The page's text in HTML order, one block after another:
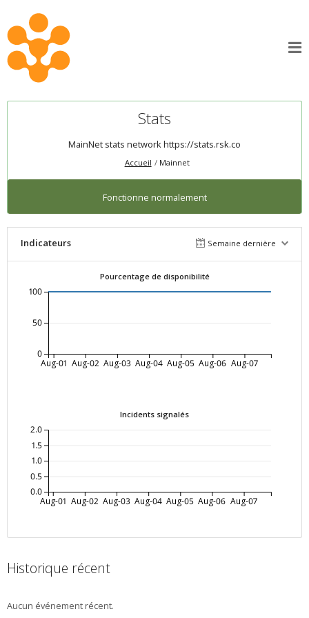
Stats
MainNet stats networkhttps://stats.rsk.co
Accueil Mainnet
Fonctionne normalement
Indicateurs Semaine dernière
Pourcentage de disponibilité
Aug-01 Aug-02 Aug-03 Aug-04 Aug-05 Aug-06 Aug-07
0
50
100
Incidents signalés
Aug-01 Aug-02 Aug-03 Aug-04 Aug-05 Aug-06 Aug-07
0.0
0.5
1.0
1.5
2.0
Historique récent
Aucun événement récent.